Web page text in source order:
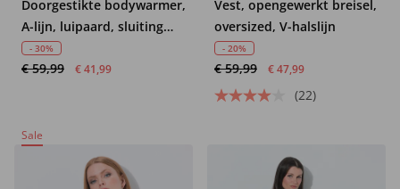
Doorgestikte bodywarmer,
A-lijn, luipaard, sluiting
met bandjes
- 30%
€ 59,99 € 41,99
Vest, opengewerkt breisel,
oversized, V-halslijn
- 20%
€ 59,99 € 47,99
(22)
Sale